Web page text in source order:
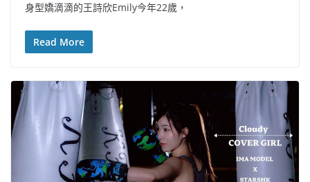
身型嬌滴滴的王詩欣Emily今年22歲，
Read More